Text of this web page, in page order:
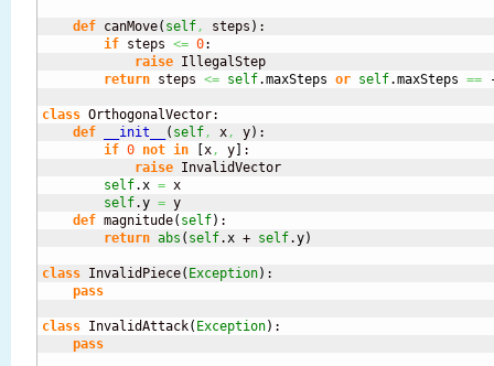
def canMove( self, steps ) :
if steps <= 0:
raise IllegalStep
return steps <= self.maxSteps or self.maxSteps ==
class OrthogonalVector:
def
__init__ ( self, x, y) :
if 0 not in [x, y] :
raise InvalidVector
self.x = x
self.y = y
def magnitude( self) :
return abs ( self.x + self.y)
class InvalidPiece( Exception) :
pass
class InvalidAttack( Exception) :
pass